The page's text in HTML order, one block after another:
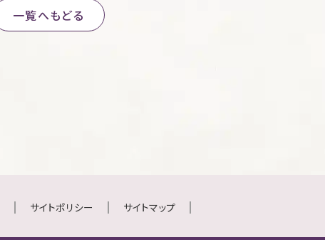
一覧へもどる
サイトポリシー サイトマップ